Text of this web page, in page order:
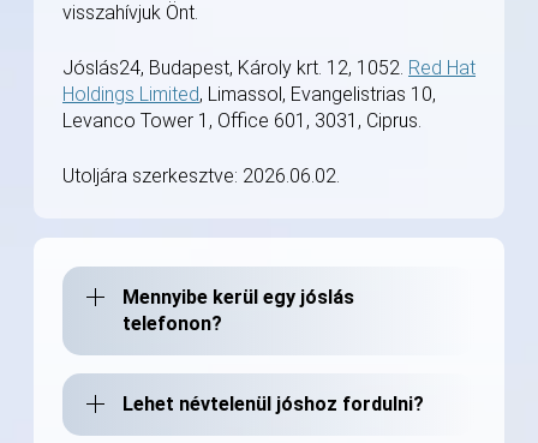
visszahívjuk Önt.
Jóslás24, Budapest, Károly krt. 12, 1052. Red Hat
Holdings Limited, Limassol, Evangelistrias 10,
Levanco Tower 1, Office 601, 3031, Ciprus.
Utoljára szerkesztve: 2026.06.02.
Mennyibe kerül egy jóslás
telefonon?
Lehet névtelenül jóshoz fordulni?